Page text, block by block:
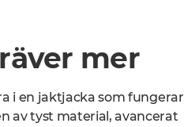
mer
i en jaktjacka som fungerar
av tyst material, avancerat